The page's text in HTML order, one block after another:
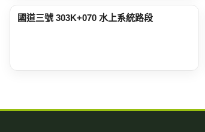
國道三號 303K+070 水上系統路段